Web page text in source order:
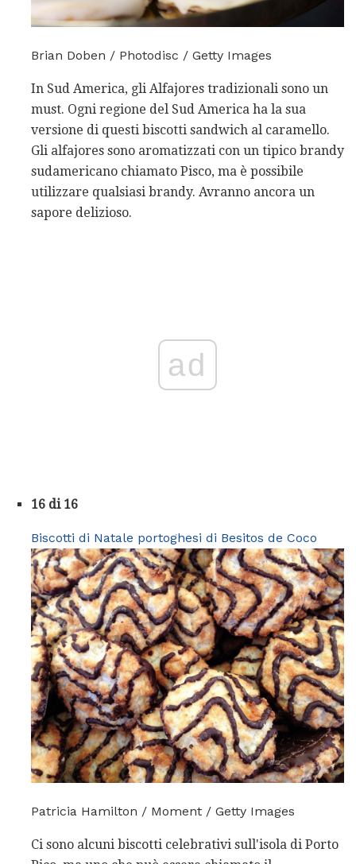
Brian Doben / Photodisc / Getty Images
In Sud America, gli Alfajores tradizionali sono un
must. Ogni regione del Sud America ha la sua
versione di questi biscotti sandwich al caramello.
Gli alfajores sono aromatizzati con un tipico brandy
sudamericano chiamato Pisco, ma è possibile
utilizzare qualsiasi brandy. Avranno ancora un
sapore delizioso.
ad
16 di 16
Biscotti di Natale portoghesi di Besitos de Coco
Patricia Hamilton / Moment / Getty Images
Ci sono alcuni biscotti celebrativi sull'isola di Porto